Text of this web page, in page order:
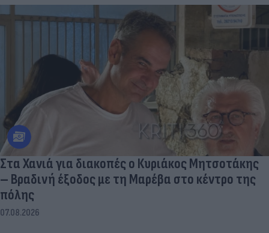
Στα Χανιά για διακοπές ο Κυριάκος Μητσοτάκης
– Βραδινή έξοδος με τη Μαρέβα στο κέντρο της
πόλης
07.08.2026